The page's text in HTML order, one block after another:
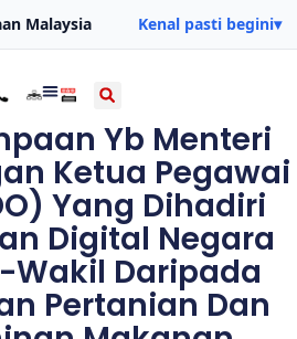
Malaysia Kenal pasti begini▾
Yb Menteri
Ketua Pegawai
Yang Dihadiri
Digital Negara
Wakil Daripada
Pertanian Dan